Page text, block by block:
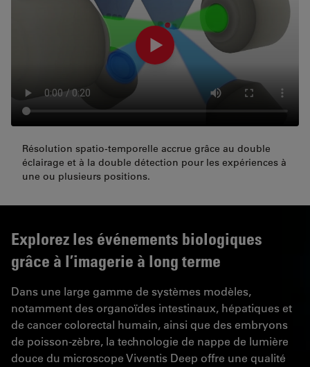
Résolution spatio-temporelle accrue grâce au double
éclairage et à la double détection pour les expériences à
une ou plusieurs positions.
Explorez les événements biologiques
grâce à l’imagerie à long terme
Dans une large gamme de systèmes modèles,
notamment des organoïdes intestinaux, hépatiques et
de cancer colorectal humain, ainsi que des embryons
de poisson-zèbre, la technologie de nappe de lumière
douce du microscope Viventis Deep offre une qualité